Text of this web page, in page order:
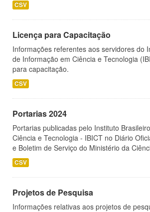
CSV
Licença para Capacitação
Informações referentes aos servidores do
de Informação em Ciência e Tecnologia
para capacitação.
CSV
Portarias 2024
Portarias publicadas pelo Instituto
Ciência e Tecnologia - IBICT no Diário
e Boletim de Serviço do Ministério da
CSV
Projetos de Pesquisa
Informações relativas aos projetos de